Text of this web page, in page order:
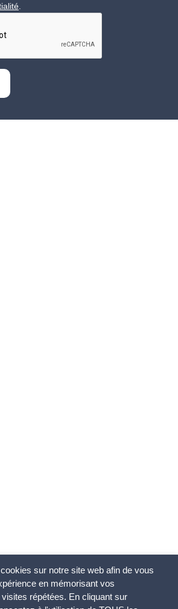
sur notre site web afin de vous
en mémorisant vos
répétées. En cliquant sur